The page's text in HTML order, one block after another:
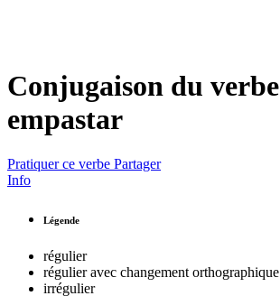
Conjugaison du verbe
empastar
Pratiquer ce verbe Partager
Info
Légende
régulier
régulier avec changement orthographique
irrégulier